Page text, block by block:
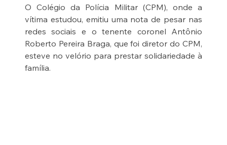
O Colégio da Polícia Militar (CPM), onde a
vítima estudou, emitiu uma nota de pesar nas
redes sociais e o tenente coronel Antônio
Roberto Pereira Braga, que foi diretor do CPM,
esteve no velório para prestar solidariedade à
família.